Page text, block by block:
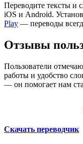
Переводите тексты и
iOS и Android.
Play — переводы
Отзывы
Пользователи
работы и удобство
— он помогает нам
Скачать переводчик